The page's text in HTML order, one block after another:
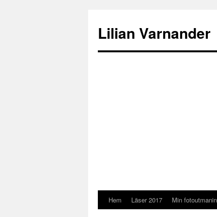
Lilian Varnander
GåHem Läser 2017 Min